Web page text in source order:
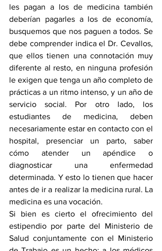
les pagan a los de medicina también
deberían pagarles a los de economía,
busquemos que nos paguen a todos. Se
debe comprender indica el Dr. Cevallos,
que ellos tienen una connotación muy
diferente al resto, en ninguna profesión
le exigen que tenga un año completo de
prácticas a un ritmo intenso, y un año de
servicio social. Por otro lado, los
estudiantes de medicina, deben
necesariamente estar en contacto con el
hospital, presenciar un parto, saber
cómo atender un apéndice o
diagnosticar una enfermedad
determinada. Y esto lo tienen que hacer
antes de ir a realizar la medicina rural. La
medicina es una vocación.
Si bien es cierto el ofrecimiento del
estipendio por parte del Ministerio de
Salud conjuntamente con el Ministerio